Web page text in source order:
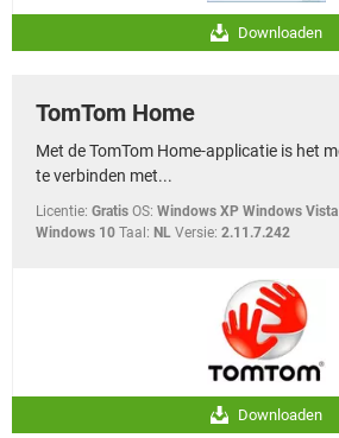
Downloaden
TomTom Home
Met de TomTom Home-applicatie is het
te verbinden met...
Licentie: Gratis OS: Windows XP Windows
Windows 10 Taal: NL Versie: 2.11.7.242
Downloaden